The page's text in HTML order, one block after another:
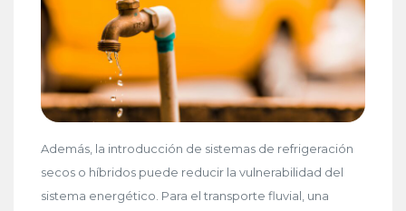
Además, la introducción de sistemas de refrigeración
secos o híbridos puede reducir la vulnerabilidad del
sistema energético. Para el transporte fluvial, una